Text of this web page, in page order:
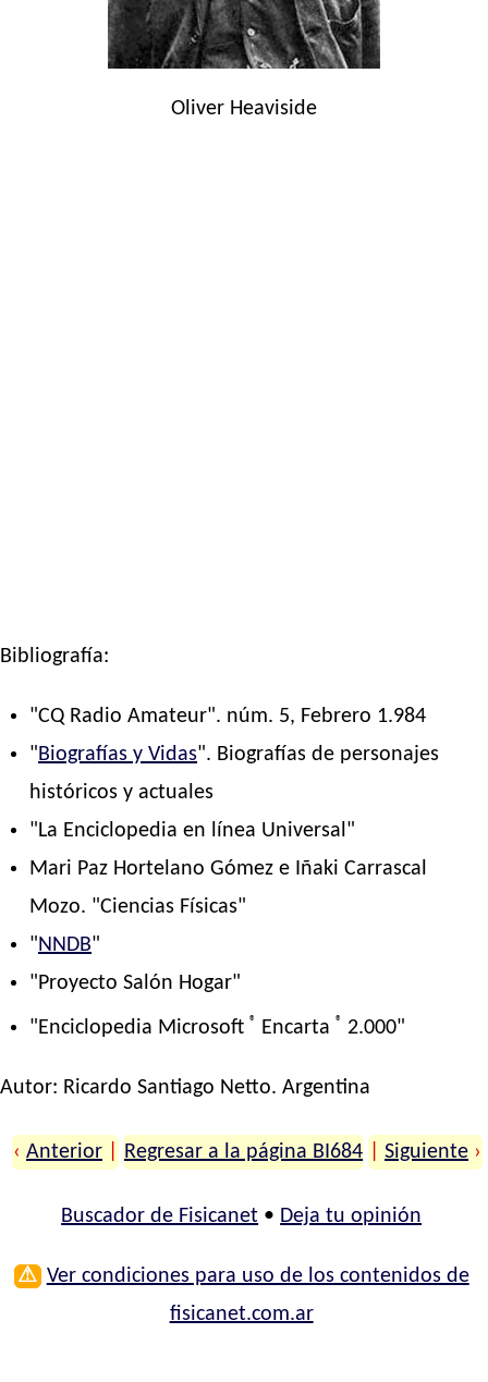
Oliver Heaviside
Bibliografía:
"CQ Radio Amateur". núm. 5, Febrero 1.984
"Biografías y Vidas". Biografías de personajes
históricos y actuales
"La Enciclopedia en línea Universal"
Mari Paz Hortelano Gómez e Iñaki Carrascal
Mozo. "Ciencias Físicas"
"NNDB"
"Proyecto Salón Hogar"
"Enciclopedia Microsoft ® Encarta ® 2.000"
Autor: Ricardo Santiago Netto. Argentina
‹ Anterior Regresar a la página BI684 Siguiente ›
Buscador de Fisicanet • Deja tu opinión
⚠ Ver condiciones para uso de los contenidos de
fisicanet.com.ar